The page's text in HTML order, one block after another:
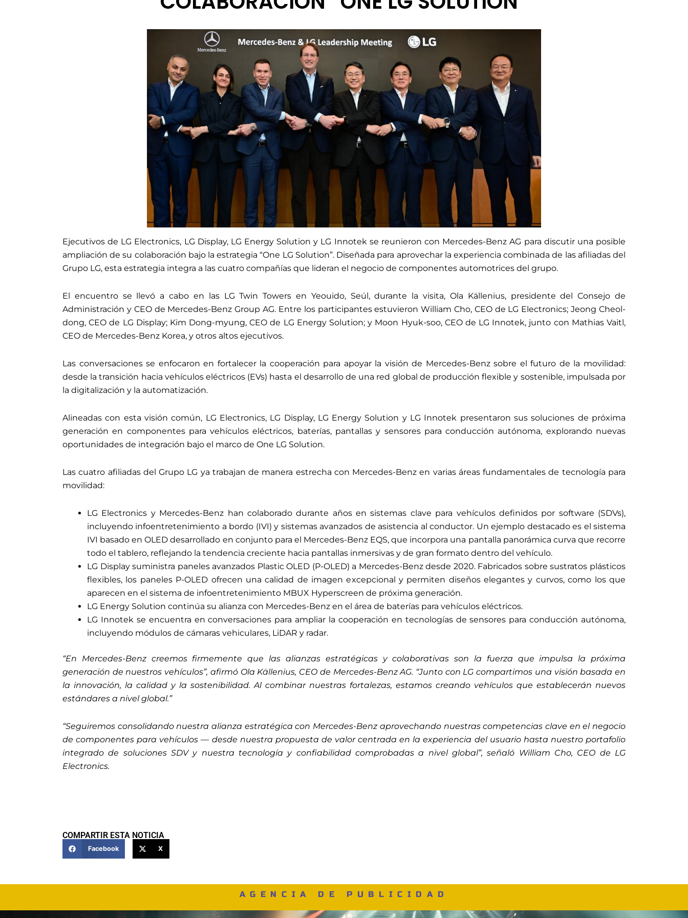
Ejecutivos de LG Electronics, LG Display, LG Energy Solution y LG Innotek se reunieron con Mercedes-Benz AG para discutir una posible
ampliación de su colaboración bajo la estrategia “One LG Solution”. Diseñada para aprovechar la experiencia combinada de las afiliadas del
Grupo LG, esta estrategia integra a las cuatro compañías que lideran el negocio de componentes automotrices del grupo.
El encuentro se llevó a cabo en las LG Twin Towers en Yeouido, Seúl, durante la visita, Ola Källenius, presidente del Consejo de
Administración y CEO de Mercedes-Benz Group AG. Entre los participantes estuvieron William Cho, CEO de LG Electronics; Jeong Cheol-
dong, CEO de LG Display; Kim Dong-myung, CEO de LG Energy Solution; y Moon Hyuk-soo, CEO de LG Innotek, junto con Mathias Vaitl,
CEO de Mercedes-Benz Korea, y otros altos ejecutivos.
Las conversaciones se enfocaron en fortalecer la cooperación para apoyar la visión de Mercedes-Benz sobre el futuro de la movilidad:
desde la transición hacia vehículos eléctricos (EVs) hasta el desarrollo de una red global de producción flexible y sostenible, impulsada por
la digitalización y la automatización.
Alineadas con esta visión común, LG Electronics, LG Display, LG Energy Solution y LG Innotek presentaron sus soluciones de próxima
generación en componentes para vehículos eléctricos, baterías, pantallas y sensores para conducción autónoma, explorando nuevas
oportunidades de integración bajo el marco de One LG Solution.
Las cuatro afiliadas del Grupo LG ya trabajan de manera estrecha con Mercedes-Benz en varias áreas fundamentales de tecnología para
movilidad:
LG Electronics y Mercedes-Benz han colaborado durante años en sistemas clave para vehículos definidos por software (SDVs),
incluyendo infoentretenimiento a bordo (IVI) y sistemas avanzados de asistencia al conductor. Un ejemplo destacado es el sistema
IVI basado en OLED desarrollado en conjunto para el Mercedes-Benz EQS, que incorpora una pantalla panorámica curva que recorre
todo el tablero, reflejando la tendencia creciente hacia pantallas inmersivas y de gran formato dentro del vehículo.
LG Display suministra paneles avanzados Plastic OLED (P-OLED) a Mercedes-Benz desde 2020. Fabricados sobre sustratos plásticos
flexibles, los paneles P-OLED ofrecen una calidad de imagen excepcional y permiten diseños elegantes y curvos, como los que
aparecen en el sistema de infoentretenimiento MBUX Hyperscreen de próxima generación.
LG Energy Solution continúa su alianza con Mercedes-Benz en el área de baterías para vehículos eléctricos.
LG Innotek se encuentra en conversaciones para ampliar la cooperación en tecnologías de sensores para conducción autónoma,
incluyendo módulos de cámaras vehiculares, LiDAR y radar.
“En Mercedes-Benz creemos firmemente que las alianzas estratégicas y colaborativas son la fuerza que impulsa la próxima
generación de nuestros vehículos”, afirmó Ola Källenius, CEO de Mercedes-Benz AG. “Junto con LG compartimos una visión basada en
la innovación, la calidad y la sostenibilidad. Al combinar nuestras fortalezas, estamos creando vehículos que establecerán nuevos
estándares a nivel global.”
“Seguiremos consolidando nuestra alianza estratégica con Mercedes-Benz aprovechando nuestras competencias clave en el negocio
de componentes para vehículos — desde nuestra propuesta de valor centrada en la experiencia del usuario hasta nuestro portafolio
integrado de soluciones SDV y nuestra tecnología y confiabilidad comprobadas a nivel global”, señaló William Cho, CEO de LG
Electronics.
COMPARTIR ESTA NOTICIA
Facebook X
AGENCIA DE PUBLICIDAD